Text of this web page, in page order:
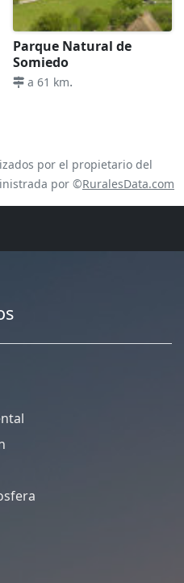
Parque Natural de
Somiedo
a 61 km.
por el propietario del
por ©RuralesData.com